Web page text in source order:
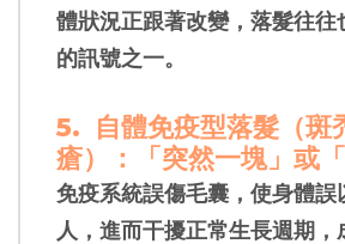
體狀況正跟著改變，落髮往往
的訊號之一。
5. 自體免疫型落髮（斑
瘡）：「突然一塊」或
免疫系統誤傷毛囊，使身體誤
人，進而干擾正常生長週期